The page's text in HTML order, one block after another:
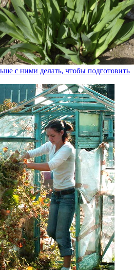
с ними делать, чтобы подготовить